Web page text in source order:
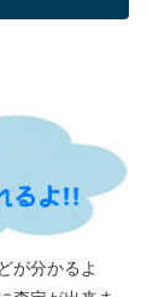
が分かるよ